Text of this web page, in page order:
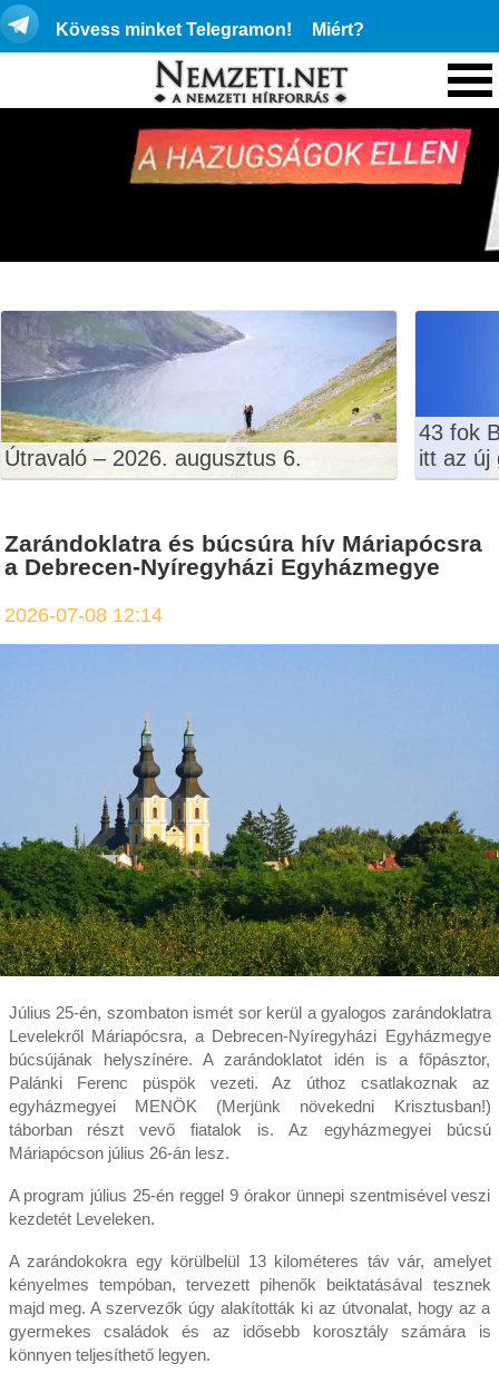
Kövess minket Telegramon! Miért?
Útravaló – 2026. augusztus 6.
43 fok
itt az új
Zarándoklatra és búcsúra hív Máriapócsra
a Debrecen-Nyíregyházi Egyházmegye
2026-07-08 12:14
Július 25-én, szombaton ismét sor kerül a gyalogos zarándoklatra
Levelekről Máriapócsra, a Debrecen-Nyíregyházi Egyházmegye
búcsújának helyszínére. A zarándoklatot idén is a főpásztor,
Palánki Ferenc püspök vezeti. Az úthoz csatlakoznak az
egyházmegyei MENÖK (Merjünk növekedni Krisztusban!)
táborban részt vevő fiatalok is. Az egyházmegyei búcsú
Máriapócson július 26-án lesz.
A program július 25-én reggel 9 órakor ünnepi szentmisével veszi
kezdetét Leveleken.
A zarándokokra egy körülbelül 13 kilométeres táv vár, amelyet
kényelmes tempóban, tervezett pihenők beiktatásával tesznek
majd meg. A szervezők úgy alakították ki az útvonalat, hogy az a
gyermekes családok és az idősebb korosztály számára is
könnyen teljesíthető legyen.